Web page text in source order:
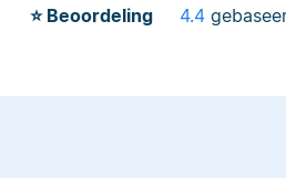
⭐️ Beoordeling
4.4